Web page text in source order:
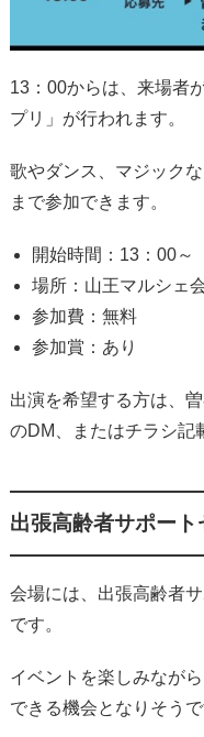
13：00からは、来場者
プリ」が行われます。
歌やダンス、マジック
まで参加できます。
開始時間：13：00～
場所：山王マルシェ
参加費：無料
参加賞：あり
出演を希望する方は、
のDM、またはチラシ記
出張高齢者サポート
会場には、出張高齢者
です。
イベントを楽しみなが
できる機会となりそうで